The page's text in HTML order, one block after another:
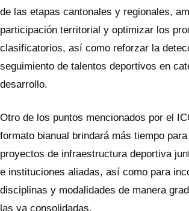
de las etapas cantonales y regionales,
participación territorial y optimizar los
clasificatorios, así como reforzar la
seguimiento de talentos deportivos en
desarrollo.
Otro de los puntos mencionados por el
formato bianual brindará más tiempo
proyectos de infraestructura deportiva
e instituciones aliadas, así como para
disciplinas y modalidades de manera
las ya consolidadas.